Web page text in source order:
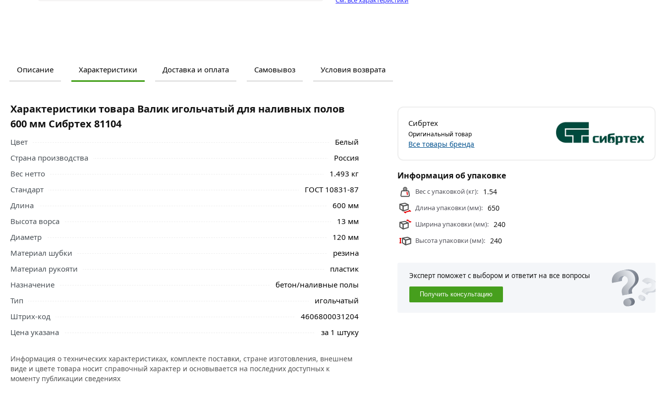
Описание Характеристики Доставка и оплата Самовывоз Условия возврата
Ознакомьтесь с подробными характеристиками, описанием и отзывами о товаре, чтобы сделать
Условия доставки и цены на товар Валик игольчатый для наливных полов 600 мм Сибртех 81104 из
категорииВалики малярные действительны в Москве и области.
Характеристики товара Валик игольчатый для наливных полов
600 мм Сибртех 81104
Цвет
Белый
Страна производства
Россия
Вес нетто
1.493 кг
Стандарт
ГОСТ 10831-87
Длина
600 мм
Высота ворса
13 мм
Диаметр
120 мм
Материал шубки
резина
Материал рукояти
пластик
Назначение
бетон/наливные полы
Тип
игольчатый
Штрих-код
4606800031204
Цена указана
за 1 штуку
Информация о технических характеристиках, комплекте поставки, стране изготовления, внешнем
виде и цвете товара носит справочный характер и основывается на последних доступных к
моменту публикации сведениях
Сибртех
Оригинальный товар
Все товары бренда
Информация об упаковке
Вес с упаковкой (кг): 1.54
Длина упаковки (мм): 650
Ширина упаковки (мм): 240
Высота упаковки (мм): 240
Эксперт поможет с выбором и ответит на все вопросы
Получить консультацию